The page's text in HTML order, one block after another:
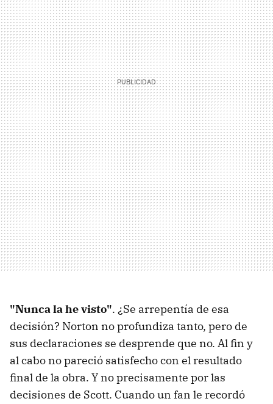
"Nunca la he visto". ¿Se arrepentía de esa
decisión? Norton no profundiza tanto, pero de
sus declaraciones se desprende que no. Al fin y
al cabo no pareció satisfecho con el resultado
final de la obra. Y no precisamente por las
decisiones de Scott. Cuando un fan le recordó